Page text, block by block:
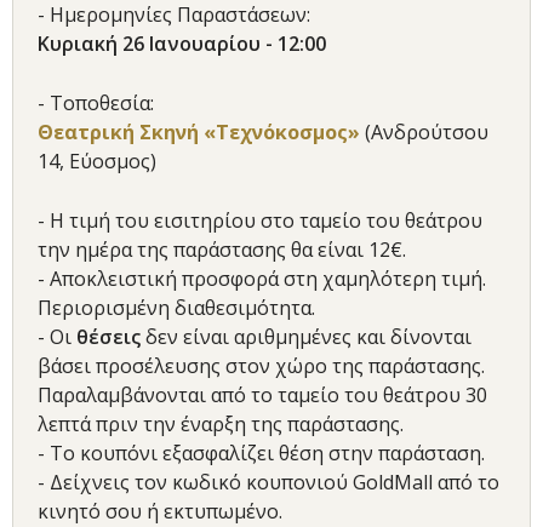
- Ημερομηνίες Παραστάσεων:
Κυριακή 26 Ιανουαρίου - 12:00
- Τοποθεσία:
Θεατρική Σκηνή «Τεχνόκοσμος» (Ανδρούτσου
14, Εύοσμος)
- Η τιμή του εισιτηρίου στο ταμείο του θεάτρου
την ημέρα της παράστασης θα είναι 12€.
- Αποκλειστική προσφορά στη χαμηλότερη τιμή.
Περιορισμένη διαθεσιμότητα.
- Οι θέσειςδεν είναι αριθμημένες και δίνονται
βάσει προσέλευσης στον χώρο της παράστασης.
Παραλαμβάνονται από το ταμείο του θεάτρου 30
λεπτά πριν την έναρξη της παράστασης.
- Το κουπόνι εξασφαλίζει θέση στην παράσταση.
- Δείχνεις τον κωδικό κουπονιού GoldMall από το
κινητό σου ή εκτυπωμένο.